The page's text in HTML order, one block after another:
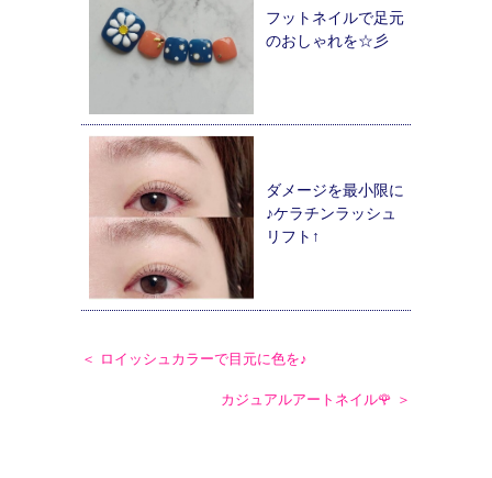
フットネイルで足元
のおしゃれを☆彡
ダメージを最小限に
♪ケラチンラッシュ
リフト↑
＜ ロイッシュカラーで目元に色を♪
カジュアルアートネイル🌹 ＞